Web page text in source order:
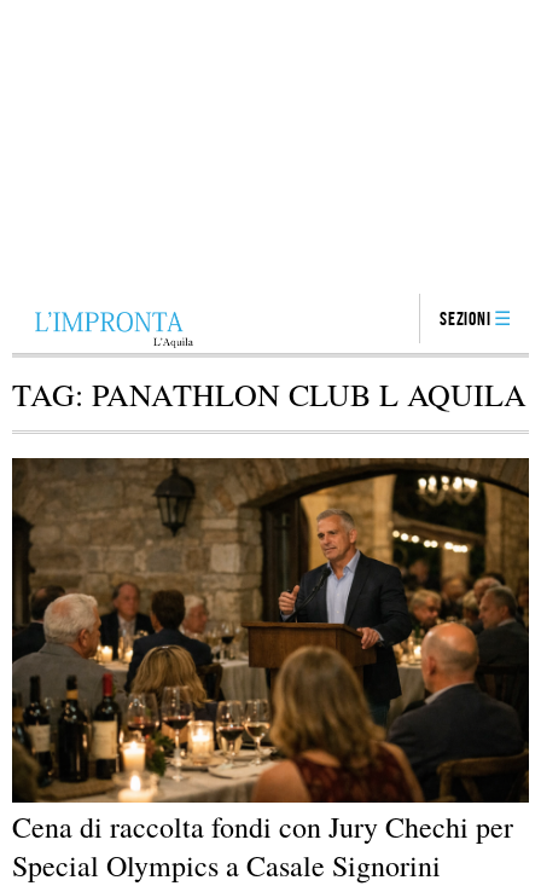
Sezioni
TAG: PANATHLON CLUB L AQUILA
Cena di raccolta fondi con Jury Chechi per
Special Olympics a Casale Signorini